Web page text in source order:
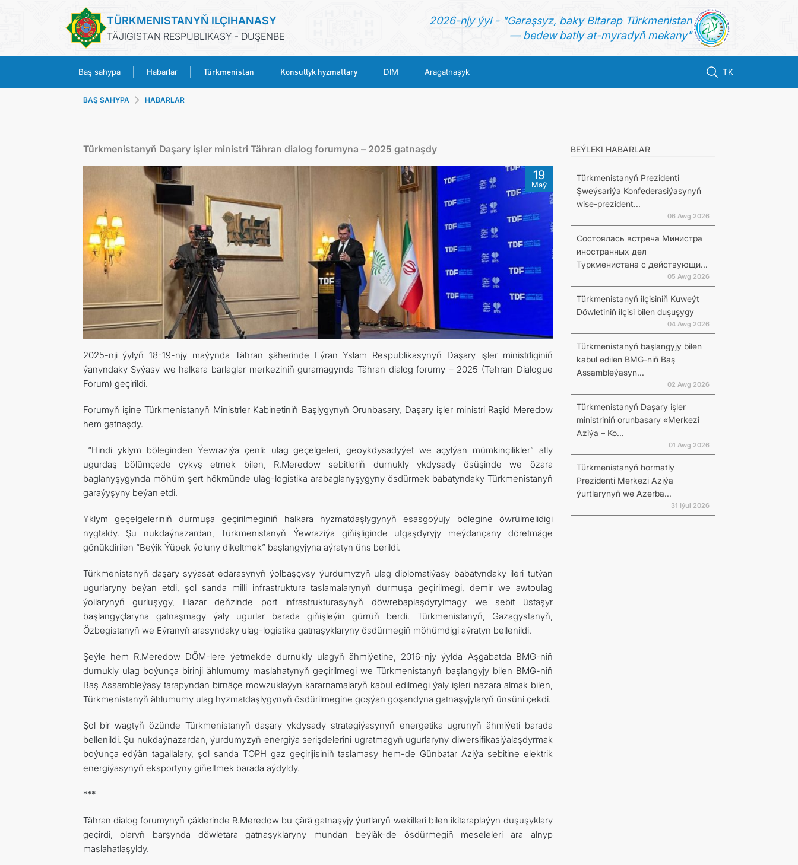
TÜRKMENISTANYŇ ILÇIHANASY
TÄJIGISTAN RESPUBLIKASY - DUŞENBE
2026-njy ýyl - "Garaşsyz, baky Bitarap Türkmenistan
— bedew batly at-myradyň mekany"
Baş sahypa Habarlar Türkmenistan Konsullyk hyzmatlary DIM Aragatnaşyk TK
TÜRKMENISTAN
KONSULLYK HYZMATLARY
DIM
ARAGATNAŞYK
BAŞ SAHYPA HABARLAR
Türkmenistanyň Daşary işler ministri Tähran dialog forumyna – 2025 gatnaşdy
19
Maý
2025-nji ýylyň 18-19-njy maýynda Tähran şäherinde Eýran Yslam Respublikasynyň Daşary işler ministrliginiň
ýanyndaky Syýasy we halkara barlaglar merkeziniň guramagynda Tähran dialog forumy – 2025 (Tehran Dialogue
Forum) geçirildi.
Forumyň işine Türkmenistanyň Ministrler Kabinetiniň Başlygynyň Orunbasary, Daşary işler ministri Raşid Meredow
hem gatnaşdy.
“Hindi yklym böleginden Ýewraziýa çenli: ulag geçelgeleri, geoykdysadyýet we açylýan mümkinçilikler” atly
ugurdaş bölümçede çykyş etmek bilen, R.Meredow sebitleriň durnukly ykdysady ösüşinde we özara
baglanyşygynda möhüm şert hökmünde ulag-logistika arabaglanyşygyny ösdürmek babatyndaky Türkmenistanyň
garaýyşyny beýan etdi.
Yklym geçelgeleriniň durmuşa geçirilmeginiň halkara hyzmatdaşlygynyň esasgoýujy bölegine öwrülmelidigi
nygtaldy. Şu nukdaýnazardan, Türkmenistanyň Ýewraziýa giňişliginde utgaşdyryjy meýdançany döretmäge
gönükdirilen “Beýik Ýüpek ýoluny dikeltmek” başlangyjyna aýratyn üns berildi.
Türkmenistanyň daşary syýasat edarasynyň ýolbaşçysy ýurdumyzyň ulag diplomatiýasy babatyndaky ileri tutýan
ugurlaryny beýan etdi, şol sanda milli infrastruktura taslamalarynyň durmuşa geçirilmegi, demir we awtoulag
ýollarynyň gurluşygy, Hazar deňzinde port infrastrukturasynyň döwrebaplaşdyrylmagy we sebit üstaşyr
başlangyçlaryna gatnaşmagy ýaly ugurlar barada giňişleýin gürrüň berdi. Türkmenistanyň, Gazagystanyň,
Özbegistanyň we Eýranyň arasyndaky ulag-logistika gatnaşyklaryny ösdürmegiň möhümdigi aýratyn bellenildi.
Şeýle hem R.Meredow DÖM-lere ýetmekde durnukly ulagyň ähmiýetine, 2016-njy ýylda Aşgabatda BMG-niň
durnukly ulag boýunça birinji ählumumy maslahatynyň geçirilmegi we Türkmenistanyň başlangyjy bilen BMG-niň
Baş Assambleýasy tarapyndan birnäçe mowzuklaýyn kararnamalaryň kabul edilmegi ýaly işleri nazara almak bilen,
Türkmenistanyň ählumumy ulag hyzmatdaşlygynyň ösdürilmegine goşýan goşandyna gatnaşyjylaryň ünsüni çekdi.
Şol bir wagtyň özünde Türkmenistanyň daşary ykdysady strategiýasynyň energetika ugrunyň ähmiýeti barada
bellenildi. Şu nukdaýnazardan, ýurdumyzyň energiýa serişdelerini ugratmagyň ugurlaryny diwersifikasiýalaşdyrmak
boýunça edýän tagallalary, şol sanda TOPH gaz geçirijisiniň taslamasy hem-de Günbatar Aziýa sebitine elektrik
energiýasynyň eksportyny giňeltmek barada aýdyldy.
***
Tähran dialog forumynyň çäklerinde R.Meredow bu çärä gatnaşyjy ýurtlaryň wekilleri bilen ikitaraplaýyn duşuşyklary
geçirdi, olaryň barşynda döwletara gatnaşyklaryny mundan beýläk-de ösdürmegiň meseleleri ara alnyp
maslahatlaşyldy.
BEÝLEKI HABARLAR
Türkmenistanyň Prezidenti
Şweýsariýa Konfederasiýasynyň
wise-prezident...
06 Awg 2026
Состоялась встреча Министра
иностранных дел
Туркменистана с действующи...
05 Awg 2026
Türkmenistanyň ilçisiniň Kuweýt
Döwletiniň ilçisi bilen duşuşygy
04 Awg 2026
Türkmenistanyň başlangyjy bilen
kabul edilen BMG-niň Baş
Assambleýasyn...
02 Awg 2026
Türkmenistanyň Daşary işler
ministriniň orunbasary «Merkezi
Aziýa – Ko...
01 Awg 2026
Türkmenistanyň hormatly
Prezidenti Merkezi Aziýa
ýurtlarynyň we Azerba...
31 Iýul 2026